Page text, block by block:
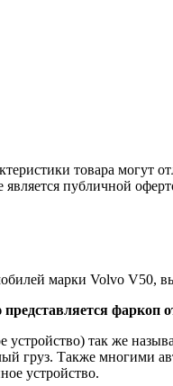
товара могут
является публичной
марки Volvo V50,
фаркоп
так же
груз. Также многими
устройство.